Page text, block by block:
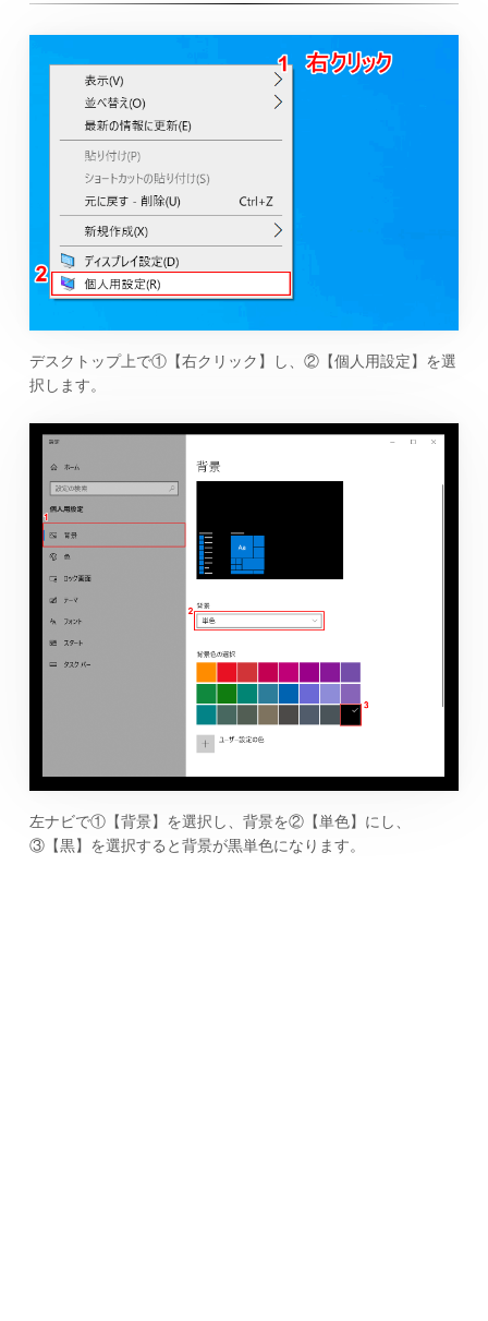
デスクトップ上で①【右クリック】し、②【個人用設定】を選
択します。
左ナビで①【背景】を選択し、背景を②【単色】にし、
③【黒】を選択すると背景が黒単色になります。